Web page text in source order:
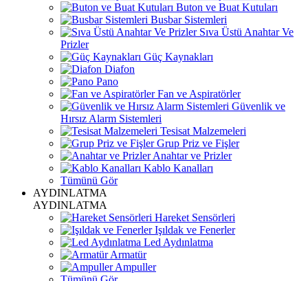
Buton ve Buat Kutuları
Busbar Sistemleri
Sıva Üstü Anahtar Ve
Prizler
Güç Kaynakları
Diafon
Pano
Fan ve Aspiratörler
Güvenlik ve
Hırsız Alarm Sistemleri
Tesisat Malzemeleri
Grup Priz ve Fişler
Anahtar ve Prizler
Kablo Kanalları
Tümünü Gör
AYDINLATMA
AYDINLATMA
Hareket Sensörleri
Işıldak ve Fenerler
Led Aydınlatma
Armatür
Ampuller